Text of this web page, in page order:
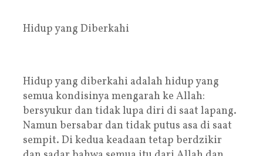
Hidup yang Diberkahi
Hidup yang diberkahi adalah hidup yang
semua kondisinya mengarah ke Allah:
bersyukur dan tidak lupa diri di saat lapang.
Namun bersabar dan tidak putus asa di saat
sempit. Di kedua keadaan tetap berdzikir